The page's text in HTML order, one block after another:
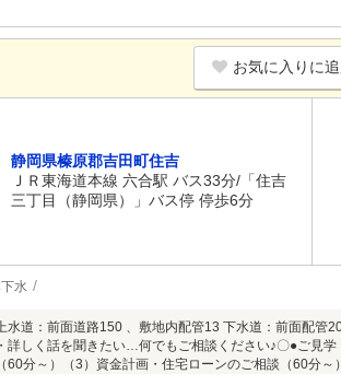
お気に入りに
静岡県榛原郡吉田町住吉
ＪＲ東海道本線 六合駅 バス33分/「住吉
三丁目（静岡県）」バス停 停歩6分
水
道：前面道路150 、敷地内配管13 下水道：前面配管
詳しく話を聞きたい…何でもご相談ください♪〇●ご見
60分～）（3）資金計画・住宅ローンのご相談（60分